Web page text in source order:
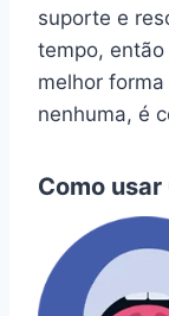
suporte e
tempo,
melhor
nenhuma, é
Como